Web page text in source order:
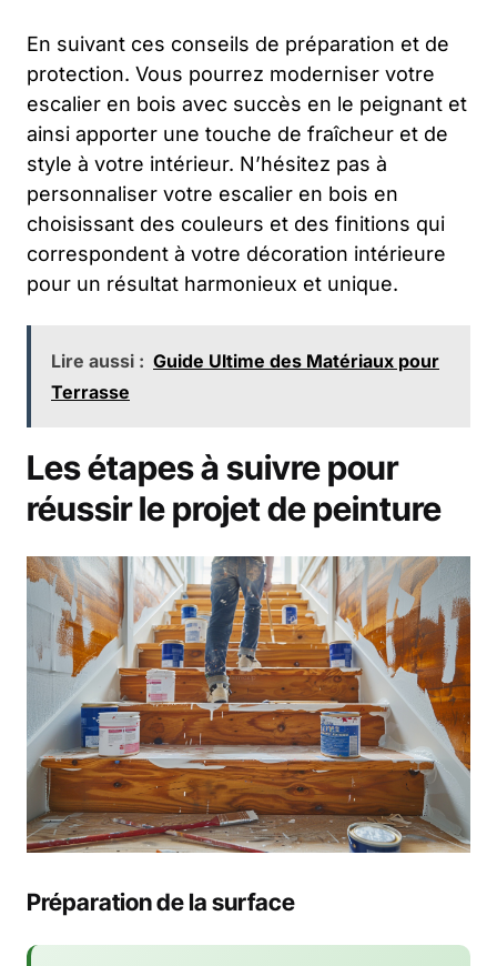
En suivant ces conseils de préparation et de
protection. Vous pourrez moderniser votre
escalier en bois avec succès en le peignant et
ainsi apporter une touche de fraîcheur et de
style à votre intérieur. N’hésitez pas à
personnaliser votre escalier en bois en
choisissant des couleurs et des finitions qui
correspondent à votre décoration intérieure
pour un résultat harmonieux et unique.
Lire aussi : Guide Ultime des Matériaux pour
Terrasse
Les étapes à suivre pour
réussir le projet de peinture
Préparation de la surface